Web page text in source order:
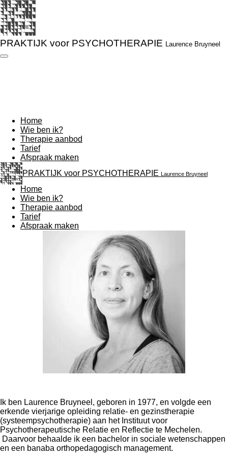
Ga
direct
naar
de
hoofdinhoud
PRAKTIJK voor PSYCHOTHERAPIE Laurence Bruyneel
Home
Wie ben ik?
Therapie aanbod
Tarief
Afspraak maken
PRAKTIJK voor PSYCHOTHERAPIE Laurence Bruyneel
Home
Wie ben ik?
Therapie aanbod
Tarief
Afspraak maken
Ik ben Laurence Bruyneel, geboren in 1977, en volgde een
erkende vierjarige opleiding relatie- en gezinstherapie
(systeempsychotherapie) aan het Instituut voor
Psychotherapeutische Relatie en Reflectie te Mechelen.
Daarvoor behaalde ik een bachelor in sociale wetenschappen
en een banaba orthopedagogisch management.